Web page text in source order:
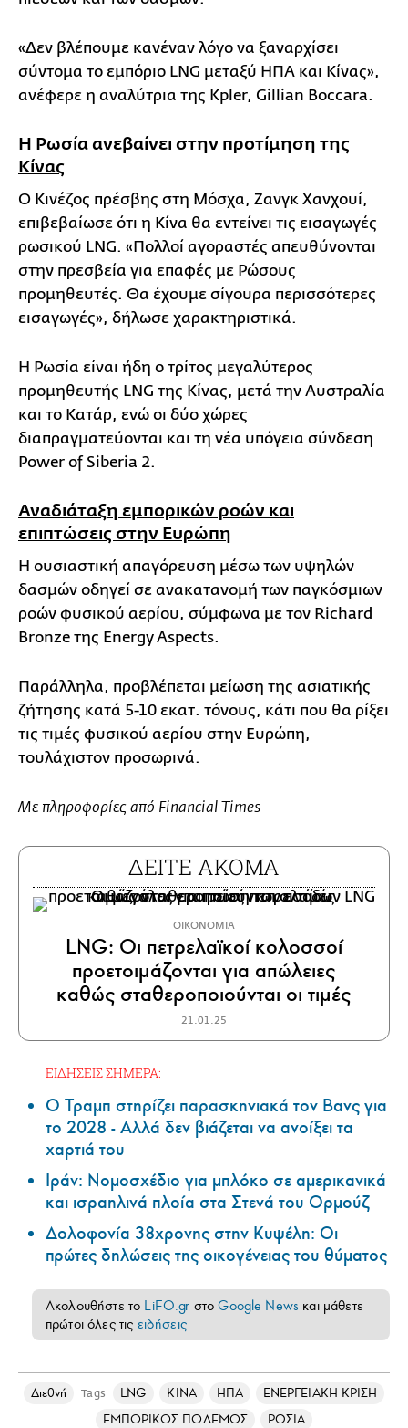
«Δεν βλέπουμε κανέναν λόγο να ξαναρχίσει
σύντομα το εμπόριο LNG μεταξύ ΗΠΑ και Κίνας»,
ανέφερε η αναλύτρια της Kpler, Gillian Boccara.
Η Ρωσία ανεβαίνει στην προτίμηση της
Κίνας
Ο Κινέζος πρέσβης στη Μόσχα, Ζανγκ Χανχουί,
επιβεβαίωσε ότι η Κίνα θα εντείνει τις εισαγωγές
ρωσικού LNG. «Πολλοί αγοραστές απευθύνονται
στην πρεσβεία για επαφές με Ρώσους
προμηθευτές. Θα έχουμε σίγουρα περισσότερες
εισαγωγές», δήλωσε χαρακτηριστικά.
Η Ρωσία είναι ήδη ο τρίτος μεγαλύτερος
προμηθευτής LNG της Κίνας, μετά την Αυστραλία
και το Κατάρ, ενώ οι δύο χώρες
διαπραγματεύονται και τη νέα υπόγεια σύνδεση
Power of Siberia 2.
Αναδιάταξη εμπορικών ροών και
επιπτώσεις στην Ευρώπη
Η ουσιαστική απαγόρευση μέσω των υψηλών
δασμών οδηγεί σε ανακατανομή των παγκόσμιων
ροών φυσικού αερίου, σύμφωνα με τον Richard
Bronze της Energy Aspects.
Παράλληλα, προβλέπεται μείωση της ασιατικής
ζήτησης κατά 5-10 εκατ. τόνους, κάτι που θα ρίξει
τις τιμές φυσικού αερίου στην Ευρώπη,
τουλάχιστον προσωρινά.
Με πληροφορίες από Financial Times
ΔΕΙΤΕ ΑΚΟΜΑ
ΟΙΚΟΝΟΜΙΑ
LNG: Οι πετρελαϊκοί κολοσσοί
προετοιμάζονται για απώλειες
καθώς σταθεροποιούνται οι τιμές
21.01.25
ΕΙΔΗΣΕΙΣ ΣΗΜΕΡΑ:
Ο Τραμπ στηρίζει παρασκηνιακά τον Βανς για
το 2028 - Αλλά δεν βιάζεται να ανοίξει τα
χαρτιά του
Ιράν: Νομοσχέδιο για μπλόκο σε αμερικανικά
και ισραηλινά πλοία στα Στενά του Ορμούζ
Δολοφονία 38χρονης στην Κυψέλη: Οι
πρώτες δηλώσεις της οικογένειας του θύματος
Ακολουθήστε το LiFO.gr στοGoogle News και μάθετε
πρώτοι όλες τις ειδήσεις
Διεθνή Tags LNG ΚΙΝΑ ΗΠΑ
ΕΝΕΡΓΕΙΑΚΗ ΚΡΙΣΗ
ΕΜΠΟΡΙΚΟΣ ΠΟΛΕΜΟΣ
ΡΩΣΙΑ